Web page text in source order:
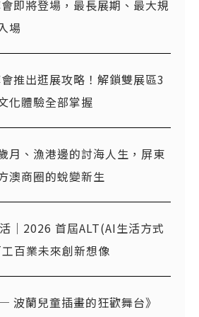
即將登場，最長展期、最大規
場
推出逛展攻略！解鎖雙展區3
化體驗全部掌握
月、漁港邊的討海人生，屏東
澳商圈的蛻變新生
｜2026 首屆ALT(AI生活方式
百業未來創新想像
蘭兒童插畫的狂歡舞台》